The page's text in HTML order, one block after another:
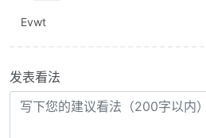
Evwt
发表看法